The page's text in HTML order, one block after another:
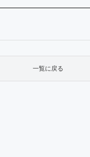
一覧に戻る